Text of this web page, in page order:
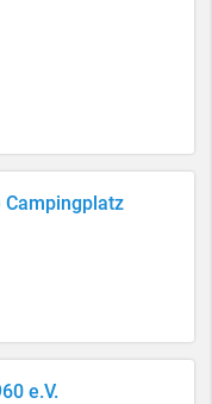
Campingplatz
e.V.